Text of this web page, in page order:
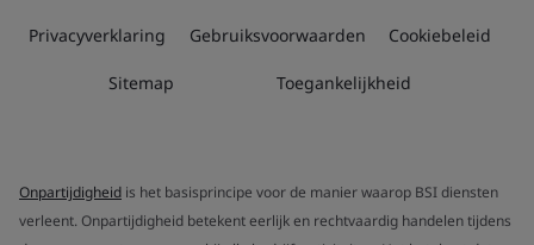
Privacyverklaring Gebruiksvoorwaarden Cookiebeleid
Sitemap Toegankelijkheid
Onpartijdigheid is het basisprincipe voor de manier waarop BSI diensten
verleent. Onpartijdigheid betekent eerlijk en rechtvaardig handelen tijdens